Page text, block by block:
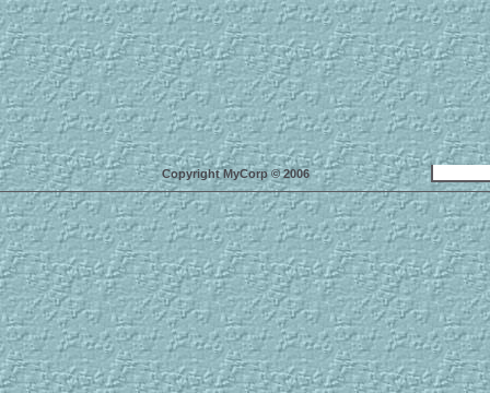
Copyright MyCorp © 2006